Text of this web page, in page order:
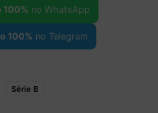
100% no WhatsApp
100% no Telegram
Série B